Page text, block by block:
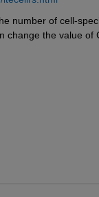
number of cell-
change the value